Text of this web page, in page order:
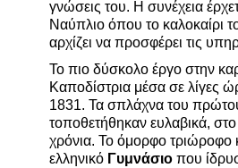
γνώσεις του. Η συνέχεια
Ναύπλιο όπου το καλοκαίρι
αρχίζει να προσφέρει τις
Το πιο δύσκολο έργο στην
Καποδίστρια μέσα σε λίγες
1831. Τα σπλάχνα του
τοποθετήθηκαν ευλαβικά,
χρόνια. Το όμορφο τριώροφο
ελληνικό Γυμνάσιο που